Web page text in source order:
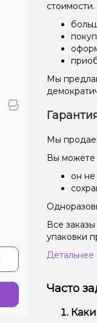
Мы
Мы
Вы можете
он не
Все
упаковки
Детальнее
Часто